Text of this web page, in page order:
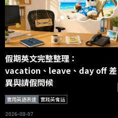
假期英文完整整理：
vacation、leave、day off 差
異與請假問候
實用英語表達 實踐英會話
2026-08-07